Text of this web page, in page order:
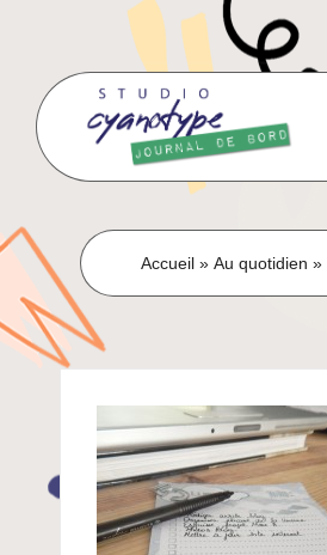
content
Accueil »Au quotidien »